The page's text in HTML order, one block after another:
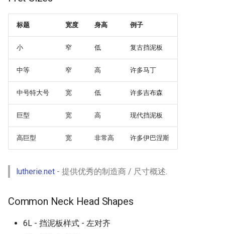
标题 宽度 身高 例子
小 窄 低 复古挡泥板
中等 窄 高 许多马丁
中号特大号 宽 低 许多吉布森
巨型 宽 高 现代挡泥板
高巨型 宽 非常高 许多伊巴涅斯
lutherie.net - 提供优秀的制造商 / 尺寸概述.
Common Neck Head Shapes
6L - 挡泥板样式 - 左对齐